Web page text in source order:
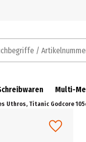
/ Artikelnummer
Multi-
Uthros, Titanic Godcore